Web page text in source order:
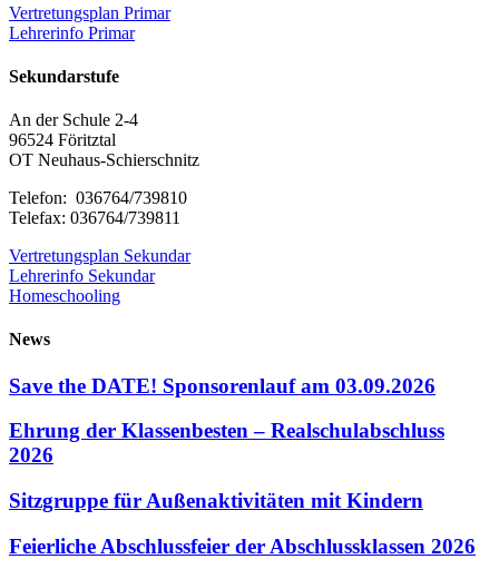
Vertretungsplan Primar
Lehrerinfo Primar
Sekundarstufe
An der Schule 2-4
96524 Föritztal
OT Neuhaus-Schierschnitz
Telefon: 036764/739810
Telefax: 036764/739811
Vertretungsplan Sekundar
Lehrerinfo Sekundar
Homeschooling
News
Save the DATE! Sponsorenlauf am 03.09.2026
Ehrung der Klassenbesten – Realschulabschluss
2026
Sitzgruppe für Außenaktivitäten mit Kindern
Feierliche Abschlussfeier der Abschlussklassen 2026